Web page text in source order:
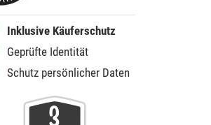
Inklusive Käuferschutz
Geprüfte Identität
Schutz persönlicher Daten